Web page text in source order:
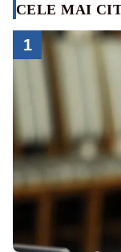
CELE MAI
1